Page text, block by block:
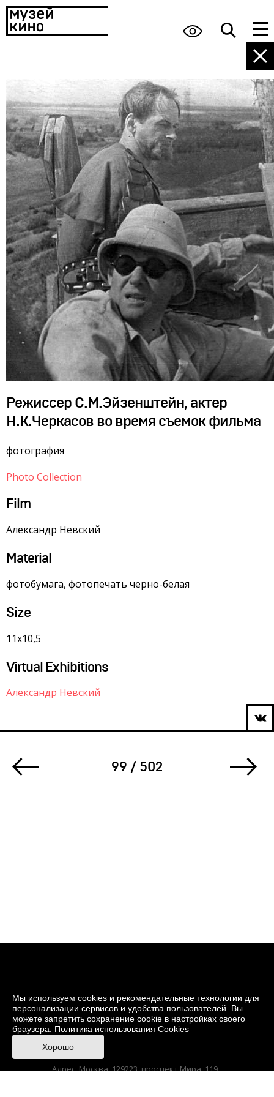
Режиссер С.М.Эйзенштейн, актер
Н.К.Черкасов во время съемок фильма
фотография
Photo Collection
Film
Александр Невский
Material
фотобумага, фотопечать черно-белая
Size
11х10,5
Virtual Exhibitions
Александр Невский
99 / 502
© 2026 Музей кино
При поддержке Министерства культуры РФ
Адрес: Москва, 129223, проспект Мира, 119,
Мы используем cookies и рекомендательные технологии для
персонализации сервисов и удобства пользователей. Вы
можете запретить сохранение cookie в настройках своего
браузера. Политика использования Cookies
Хорошо